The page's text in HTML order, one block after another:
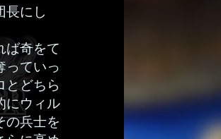
長にし
ば奇をて
っていっ
とどちら
にウィル
の兵士を